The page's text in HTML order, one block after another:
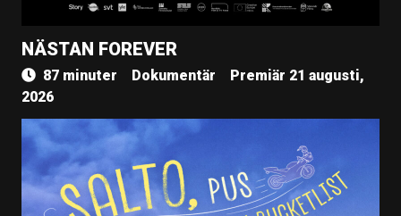
NÄSTAN FOREVER
87 minuter Dokumentär
Premiär 21 augusti,
2026